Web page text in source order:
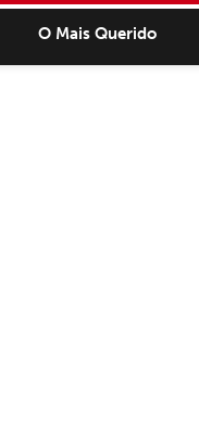
O Mais Querido